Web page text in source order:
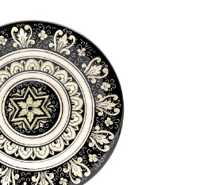
1.798,50€